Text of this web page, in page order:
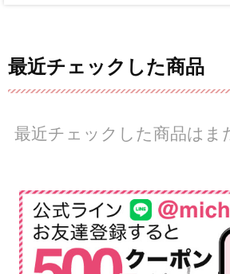
最近チェックした商品
最近チェックした商品はま